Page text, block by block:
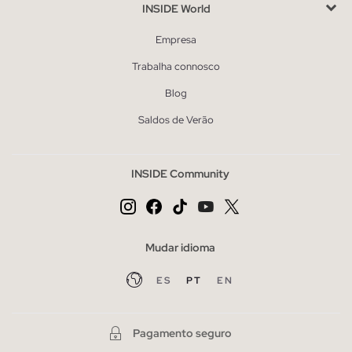
INSIDE World
Empresa
Trabalha connosco
Blog
Saldos de Verão
INSIDE Community
Mudar idioma
ES PT EN
Pagamento seguro